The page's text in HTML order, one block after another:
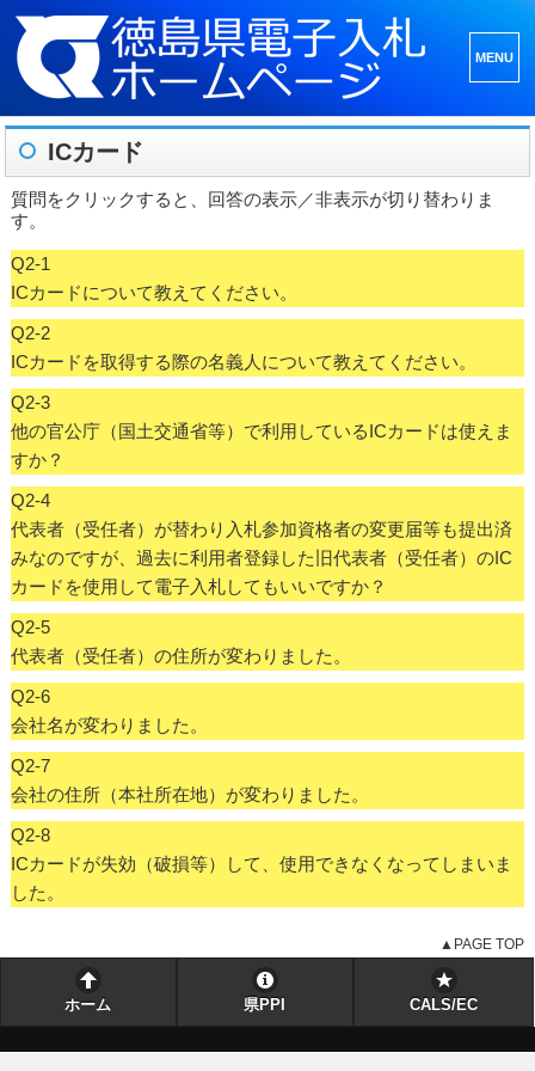
ーとウ
ィジェ
ICカード
質問をクリックすると、回答の表示／非表示が切り替わりま
す。
Q2-1
ICカードについて教えてください。
Q2-2
ICカードを取得する際の名義人について教えてください。
Q2-3
他の官公庁（国土交通省等）で利用しているICカードは使えま
すか？
Q2-4
代表者（受任者）が替わり入札参加資格者の変更届等も提出済
みなのですが、過去に利用者登録した旧代表者（受任者）のIC
カードを使用して電子入札してもいいですか？
Q2-5
代表者（受任者）の住所が変わりました。
Q2-6
会社名が変わりました。
Q2-7
会社の住所（本社所在地）が変わりました。
Q2-8
ICカードが失効（破損等）して、使用できなくなってしまいま
した。
▲PAGE TOP
ホーム 県PPI CALS/EC